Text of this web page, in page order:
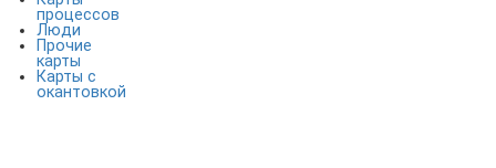
процессов
Люди
Прочие
карты
Карты с
окантовкой